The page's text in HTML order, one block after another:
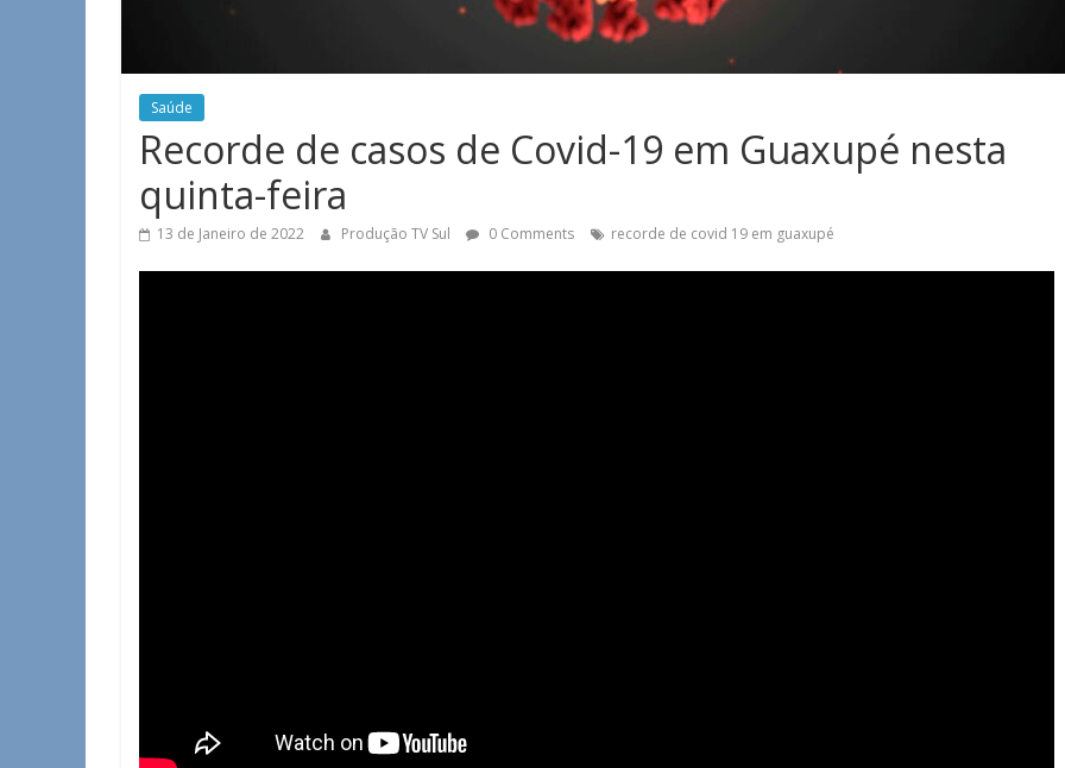
Saúde
Recorde de casos de Covid-19 em Guaxupé nesta
quinta-feira
13 de Janeiro de 2022 Produção TV Sul 0 Comments recorde de covid 19 em guaxupé